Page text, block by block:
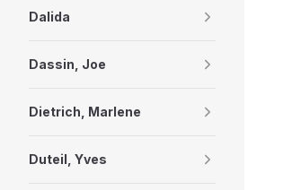
Dalida
Dassin, Joe
Dietrich, Marlene
Duteil, Yves